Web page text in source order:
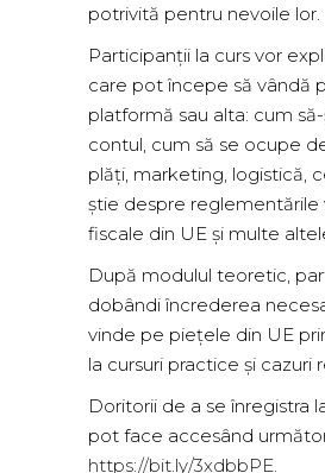
potrivită pentru nevoile lor.
Participanții la curs vor
care pot începe să vândă
platformă sau alta: cum
contul, cum să se ocupe
plăți, marketing, logistică,
știe despre reglementările
fiscale din UE și multe
După modulul teoretic,
dobândi încrederea
vinde pe piețele din UE
la cursuri practice și cazuri
Doritorii de a se înregistra
pot face accesând
https://bit.ly/3xdbbPE.